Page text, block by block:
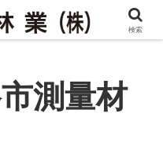
測量材
検索